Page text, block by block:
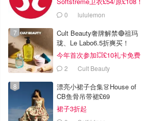
0 lululemon
Cult Beauty奢牌解禁🔴祖玛
珑、Le Labo6.5折爽买！
今年首次参加💥£10礼卡免费
拿 2 Cult Beauty
漂亮小裙子合集👗House of
CB鱼骨吊带裙£69
裙子3折起